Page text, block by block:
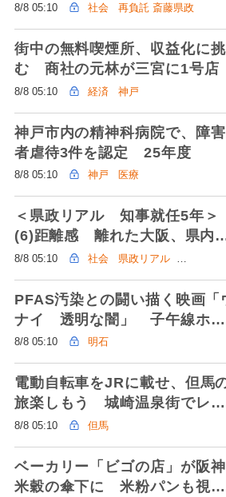
8/8 05:10 社会 再負託 斎藤県政
街中の無料喫煙所、収益化に挑
む 商社の元林が三宮に1号店
8/8 05:10 経済 神戸
神戸市内の精神科病院で、障害
者虐待3件を認定 25年度
8/8 05:10 神戸 医療
＜県政リアル 知事就任5年＞
(6)距離感 離れた大阪、県内
長も模索
8/8 05:10 社会
県政リアル
再負託 斎藤県政
PFAS汚染との闘い描く映画「
ナイ 透明な闇」 子午線ホー
ル
8/8 05:10 明石
電動自転車をJRに載せ、但馬
旅楽しもう 城崎温泉街でレン
タル
8/8 05:10 但馬
ベーカリー「ビゴの店」が阪神
米穀の傘下に 米粉パンも視野